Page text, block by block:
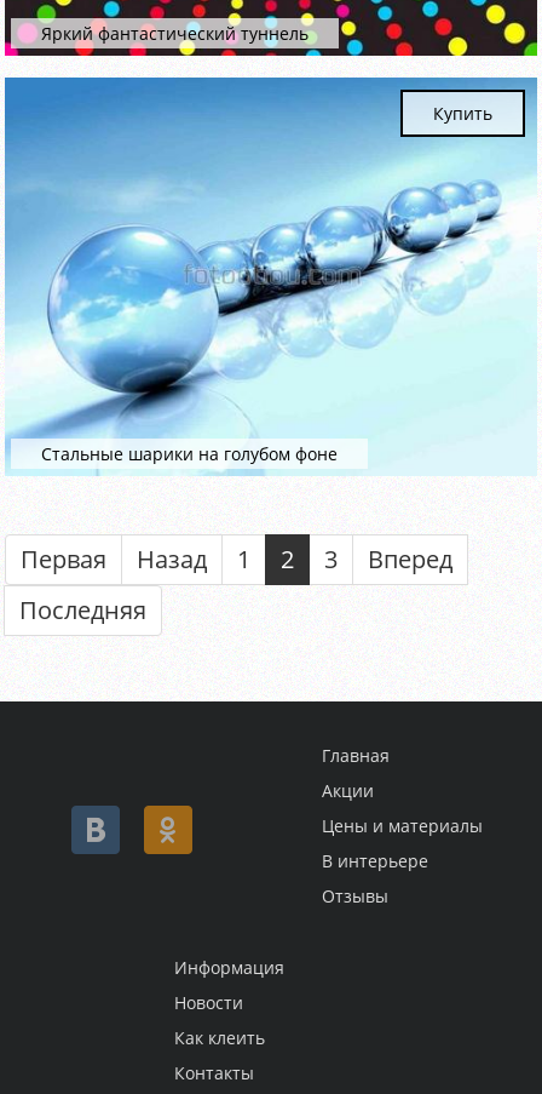
Яркий фантастический туннель
Стальные шарики на голубом фоне
Купить
Первая Назад 1 2 3
Вперед
Последняя
Главная
Акции
Цены и материалы
В интерьере
Отзывы
Информация
Новости
Как клеить
Контакты